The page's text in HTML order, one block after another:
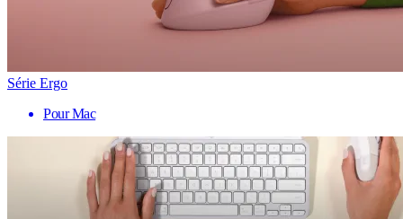
Série Ergo
Pour Mac